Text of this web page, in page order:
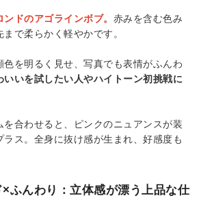
ドのアゴラインボブ。 赤みを含む色み
で柔らかく軽やかです。
を明るく見せ、写真でも表情がふんわ
いいを試したい人やハイトーン初挑戦に
を合わせると、ピンクのニュアンスが装
ラス。全身に抜け感が生まれ、好感度も
ふんわり：立体感が漂う上品な仕